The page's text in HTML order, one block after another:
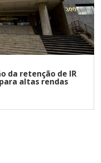
da retenção de IR
altas rendas